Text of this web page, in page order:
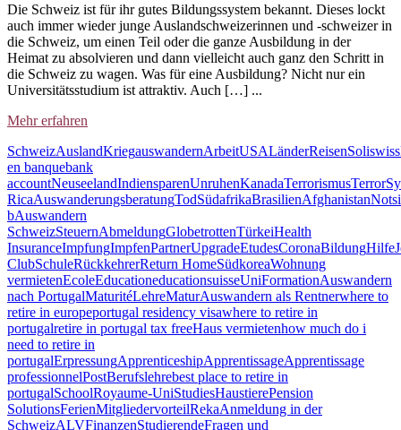
Die Schweiz ist für ihr gutes Bildungssystem bekannt. Dieses lockt
auch immer wieder junge Auslandschweizerinnen und -schweizer in
die Schweiz, um einen Teil oder die ganze Ausbildung in der
Heimat zu absolvieren und dann vielleicht auch ganz den Schritt in
die Schweiz zu wagen. Was für eine Ausbildung? Nicht nur ein
Universitätsstudium ist attraktiv. Auch […] ...
Mehr erfahren
SchweizAuslandKriegauswandernArbeitUSALänderReisenSoliswiss
en banquebank
accountNeuseelandIndiensparenUnruhenKanadaTerrorismusTerror
RicaAuswanderungsberatungTodSüdafrikaBrasilienAfghanistan
bAuswandern
SchweizSteuernAbmeldungGlobetrottenTürkeiHealth
InsuranceImpfungImpfenPartnerUpgradeEtudesCoronaBildungHilfe
ClubSchuleRückkehrerReturn HomeSüdkoreaWohnung
vermietenEcoleEducationeducationsuisseUniFormationAuswandern
nach PortugalMaturitéLehreMaturAuswandern als Rentnerwhere to
retire in europeportugal residency visawhere to retire in
portugalretire in portugal tax freeHaus vermietenhow much do i
need to retire in
portugalErpressungApprenticeshipApprentissageApprentissage
professionnelPostBerufslehrebest place to retire in
portugalSchoolRoyaume-UniStudiesHaustierePension
SolutionsFerienMitgliedervorteilRekaAnmeldung in der
SchweizALVFinanzenStudierendeFragen und